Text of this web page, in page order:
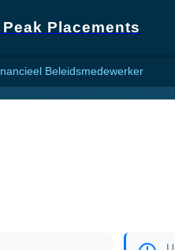
Placements
Beleidsmedewerker